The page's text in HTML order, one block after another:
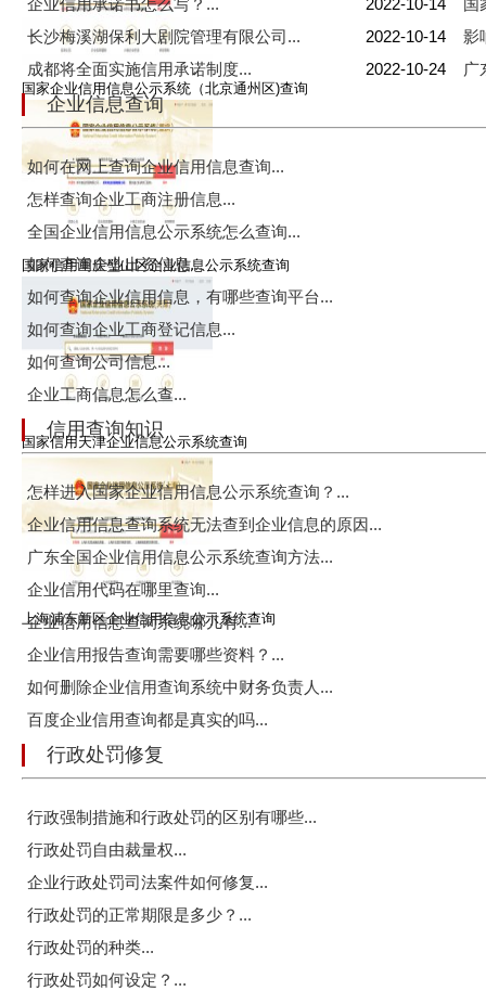
国家企业信用信息公示系统（北京通州区)查询
国家信用重庆璧山区企业信息公示系统查询
国家信用天津企业信息公示系统查询
上海浦东新区企业信用信息公示系统查询
企业信用承诺书怎么写？...
2022-10-14
长沙梅溪湖保利大剧院管理有限公司...
2022-10-14
成都将全面实施信用承诺制度...
2022-10-24
国
影
广
企业信息查询
如何在网上查询企业信用信息查询...
怎样查询企业工商注册信息...
全国企业信用信息公示系统怎么查询...
如何查询企业出资信息...
如何查询企业信用信息，有哪些查询平台...
如何查询企业工商登记信息...
如何查询公司信息...
企业工商信息怎么查...
信用查询知识
怎样进入国家企业信用信息公示系统查询？...
企业信用信息查询系统无法查到企业信息的原因...
广东全国企业信用信息公示系统查询方法...
企业信用代码在哪里查询...
企业信用信息查询系统哪儿有...
企业信用报告查询需要哪些资料？...
如何删除企业信用查询系统中财务负责人...
百度企业信用查询都是真实的吗...
行政处罚修复
行政强制措施和行政处罚的区别有哪些...
行政处罚自由裁量权...
企业行政处罚司法案件如何修复...
行政处罚的正常期限是多少？...
行政处罚的种类...
行政处罚如何设定？...